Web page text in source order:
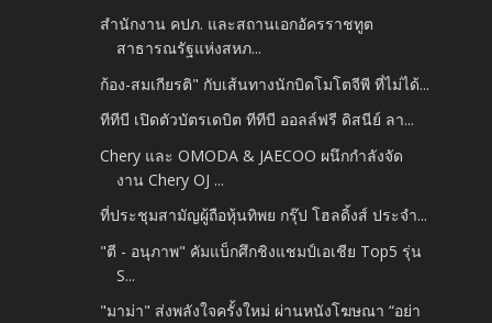
สำนักงาน คปภ. และสถานเอกอัครราชทูต
สาธารณรัฐแห่งสหภ...
ก้อง-สมเกียรติ" กับเส้นทางนักบิดโมโตจีพี ที่ไม่ได้...
ทีทีบี เปิดตัวบัตรเดบิต ทีทีบี ออลล์ฟรี ดิสนีย์ ลา...
Chery และ OMODA & JAECOO ผนึกกำลังจัด
งาน Chery OJ ...
ที่ประชุมสามัญผู้ถือหุ้นทิพย กรุ๊ป โฮลดิ้งส์ ประจำ...
"ตี - อนุภาพ" คัมแบ็กศึกชิงแชมป์เอเชีย Top5 รุ่น
S...
"มาม่า" ส่งพลังใจครั้งใหม่ ผ่านหนังโฆษณา “อย่า